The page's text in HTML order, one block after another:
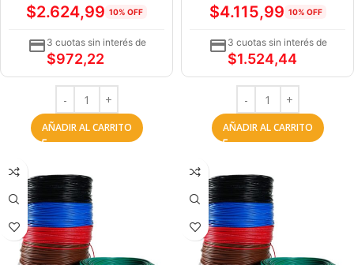
$2.624,99 10% OFF
3 cuotas sin interés de
$972,22
AÑADIR AL CARRITO
$4.115,99 10% OFF
3 cuotas sin interés de
$1.524,44
AÑADIR AL CARRITO